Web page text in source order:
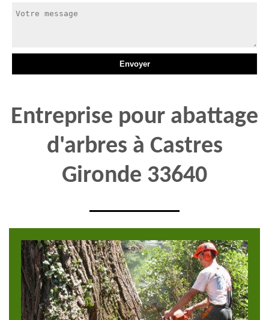
Entreprise pour abattage
d'arbres à Castres
Gironde 33640